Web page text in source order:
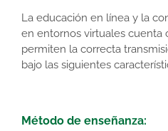
La educación en línea y la
en entornos virtuales cuenta
permiten la correcta
bajo las siguientes
Método de enseñanza: